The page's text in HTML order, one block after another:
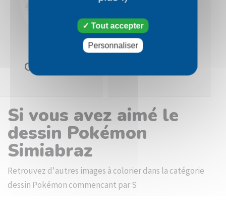
Ouisticram
Pokémon
Si vous avez aimé le
dessin Pokémon
Simiabraz
Retrouvez d'autres images à colorier dans la catégorie
dessin Pokémon commencant par S
Tout accepter
Personnaliser